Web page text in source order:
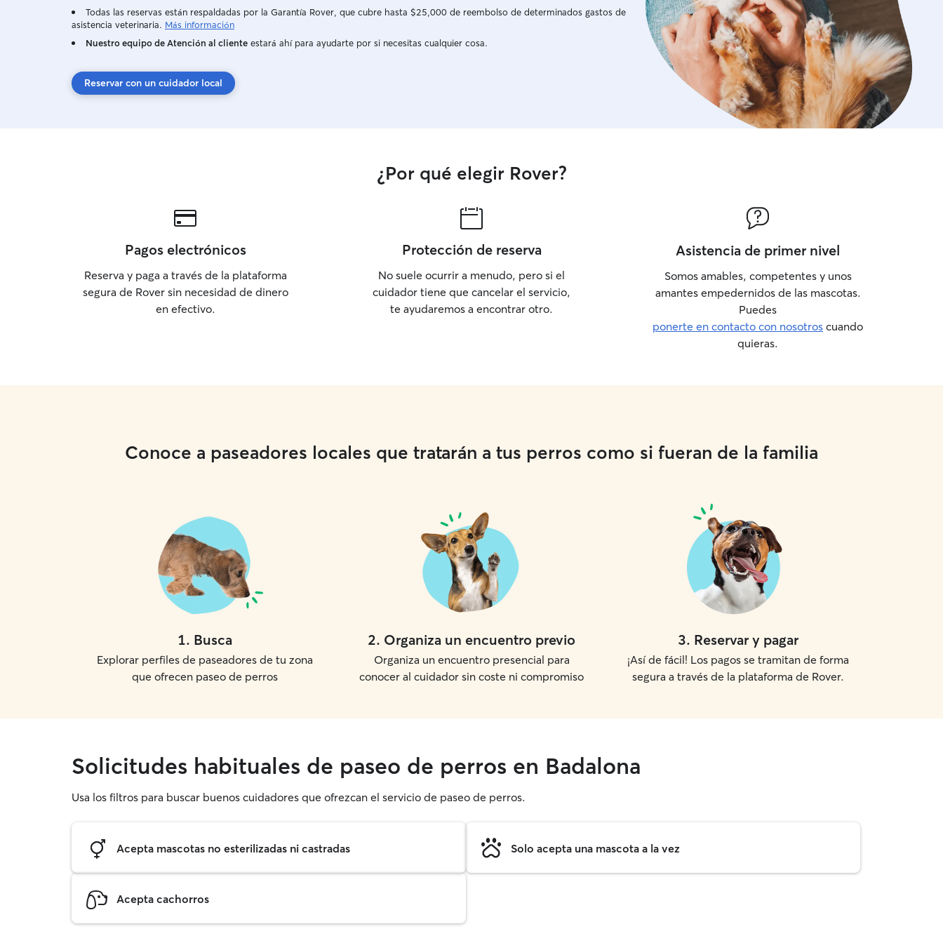
Todas las reservas están respaldadas por la Garantía Rover, que cubre hasta $25,000 de reembolso de determinados gastos de
asistencia veterinaria. Más información
Nuestro equipo de Atención al cliente estará ahí para ayudarte por si necesitas cualquier cosa.
Reservar con un cuidador local
¿Por qué elegir Rover?
Pagos electrónicos
Reserva y paga a través de la plataforma
segura de Rover sin necesidad de dinero
en efectivo.
Protección de reserva
No suele ocurrir a menudo, pero si el
cuidador tiene que cancelar el servicio,
te ayudaremos a encontrar otro.
Asistencia de primer nivel
Somos amables, competentes y unos
amantes empedernidos de las mascotas.
Puedes
ponerte en contacto con nosotros cuando
quieras.
Conoce a paseadores locales que tratarán a tus perros como si fueran de la familia
1. Busca
Explorar perfiles de paseadores de tu zona
que ofrecen paseo de perros
2. Organiza un encuentro previo
Organiza un encuentro presencial para
conocer al cuidador sin coste ni compromiso
3. Reservar y pagar
¡Así de fácil! Los pagos se tramitan de forma
segura a través de la plataforma de Rover.
Solicitudes habituales de paseo de perros en Badalona
Usa los filtros para buscar buenos cuidadores que ofrezcan el servicio de paseo de perros.
Acepta mascotas no esterilizadas ni castradas Solo acepta una mascota a la vez
Acepta cachorros